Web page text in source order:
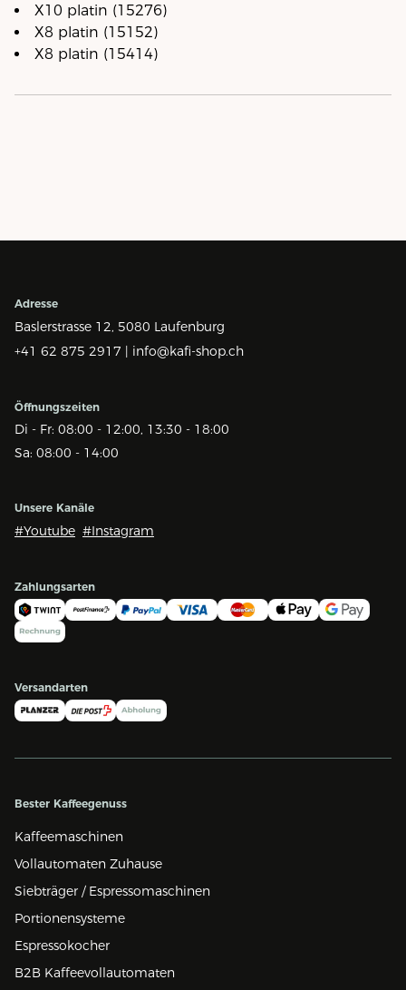
X10 platin (15276)
X8 platin (15152)
X8 platin (15414)
Adresse
Baslerstrasse 12, 5080 Laufenburg
+41 62 875 2917 | info@kafi-shop.ch
Öffnungszeiten
Di - Fr: 08:00 - 12:00, 13:30 - 18:00
Sa: 08:00 - 14:00
Unsere Kanäle
#Youtube #Instagram
Zahlungsarten
Versandarten
Bester Kaffeegenuss
Kaffeemaschinen
Vollautomaten Zuhause
Siebträger / Espressomaschinen
Portionensysteme
Espressokocher
B2B Kaffeevollautomaten